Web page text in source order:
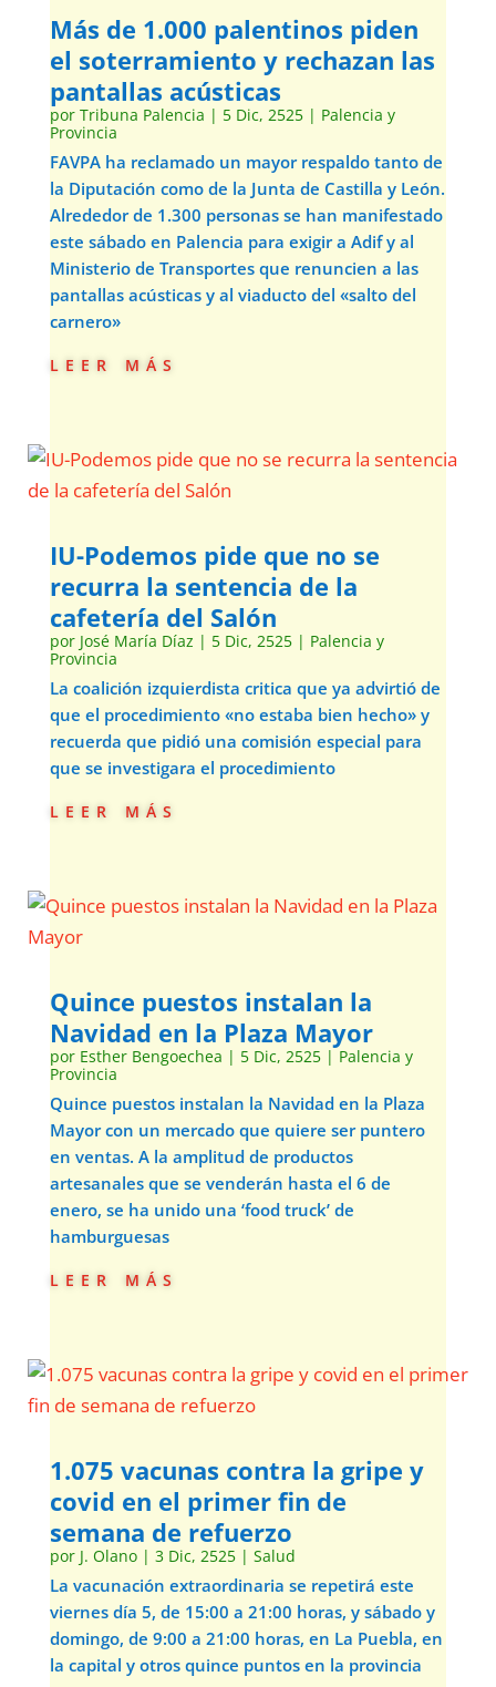
Más de 1.000 palentinos piden
el soterramiento y rechazan las
pantallas acústicas
por Tribuna Palencia | 5 Dic, 2525| Palencia y
Provincia
FAVPA ha reclamado un mayor respaldo tanto de
la Diputación como de la Junta de Castilla y León.
Alrededor de 1.300 personas se han manifestado
este sábado en Palencia para exigir a Adif y al
Ministerio de Transportes que renuncien a las
pantallas acústicas y al viaducto del «salto del
carnero»
leer más
IU-Podemos pide que no se
recurra la sentencia de la
cafetería del Salón
por José María Díaz | 5 Dic, 2525| Palencia y
Provincia
La coalición izquierdista critica que ya advirtió de
que el procedimiento «no estaba bien hecho» y
recuerda que pidió una comisión especial para
que se investigara el procedimiento
leer más
Quince puestos instalan la
Navidad en la Plaza Mayor
por Esther Bengoechea | 5 Dic, 2525| Palencia y
Provincia
Quince puestos instalan la Navidad en la Plaza
Mayor con un mercado que quiere ser puntero
en ventas. A la amplitud de productos
artesanales que se venderán hasta el 6 de
enero, se ha unido una ‘food truck’ de
hamburguesas
leer más
1.075 vacunas contra la gripe y
covid en el primer fin de
semana de refuerzo
por J. Olano| 3 Dic, 2525| Salud
La vacunación extraordinaria se repetirá este
viernes día 5, de 15:00 a 21:00 horas, y sábado y
domingo, de 9:00 a 21:00 horas, en La Puebla, en
la capital y otros quince puntos en la provincia